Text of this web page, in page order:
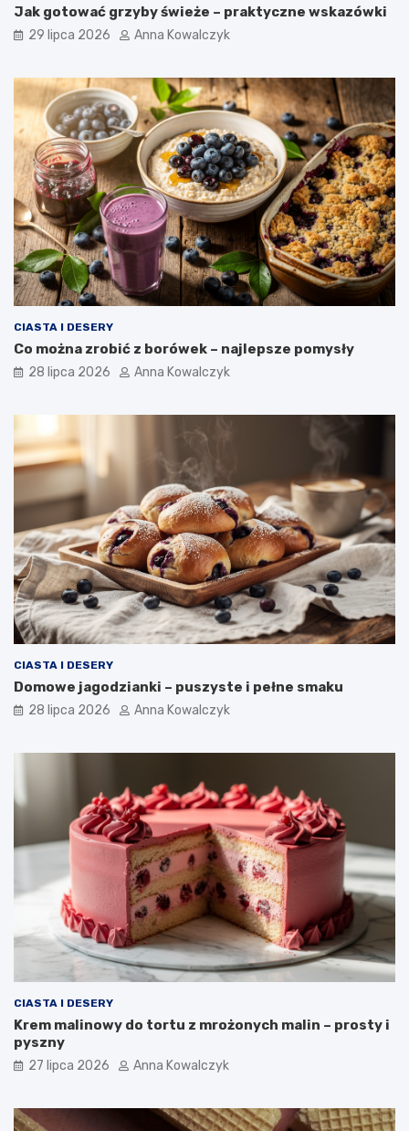
Jak gotować grzyby świeże – praktyczne wskazówki
29 lipca 2026 Anna Kowalczyk
CIASTA I DESERY
Co można zrobić z borówek – najlepsze pomysły
28 lipca 2026 Anna Kowalczyk
CIASTA I DESERY
Domowe jagodzianki – puszyste i pełne smaku
28 lipca 2026 Anna Kowalczyk
CIASTA I DESERY
Krem malinowy do tortu z mrożonych malin – prosty i
pyszny
27 lipca 2026 Anna Kowalczyk